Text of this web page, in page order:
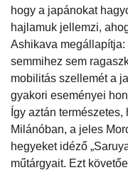
hogy a japánokat
hajlamuk jellemzi,
Ashikava megállapítja:
semmihez sem
mobilitás szellemét a
gyakori eseményei
Így aztán
Milánóban, a jeles
hegyeket idéző
műtárgyait. Ezt